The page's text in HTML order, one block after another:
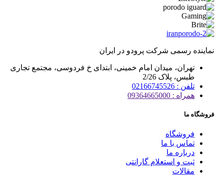
نماینده رسمی شرکت پرودو در ایران
تهران، میدان امام خمینی، ابتدای خ فردوسی، مجتمع تجاری
طبس، پلاک 2/26
تلفن : 02166745526
همراه : 09364665000
فروشگاه ما
فروشگاه
تماس با ما
درباره ما
ثبت و استعلام گارانتی
مقالات